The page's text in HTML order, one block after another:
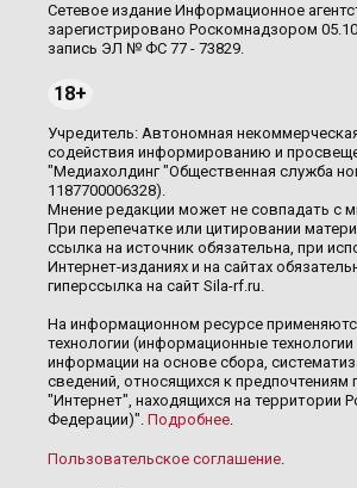
Сетевое издание Информационное
зарегистрировано Роскомнадзором
запись ЭЛ № ФС 77 - 73829.
18+
Учредитель: Автономная
содействия информированию и
"Медиахолдинг "Общественная служба
1187700006328).
Мнение редакции может не совпадать с
При перепечатке или цитировании
ссылка на источник обязательна, при
Интернет-изданиях и на сайтах
гиперссылка на сайт Sila-rf.ru.
На информационном ресурсе
технологии (информационные
информации на основе сбора,
сведений, относящихся к предпочтениям
"Интернет", находящихся на территории
Федерации)". Подробнее.
Пользовательское соглашение.